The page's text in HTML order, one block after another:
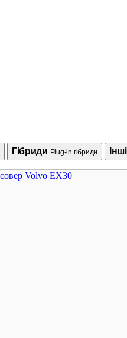
Гібриди Plug-in гібриди